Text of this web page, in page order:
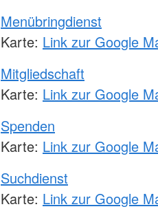
Menübringdienst
Karte: Link zur Google
Mitgliedschaft
Karte: Link zur Google
Spenden
Karte: Link zur Google
Suchdienst
Karte: Link zur Google